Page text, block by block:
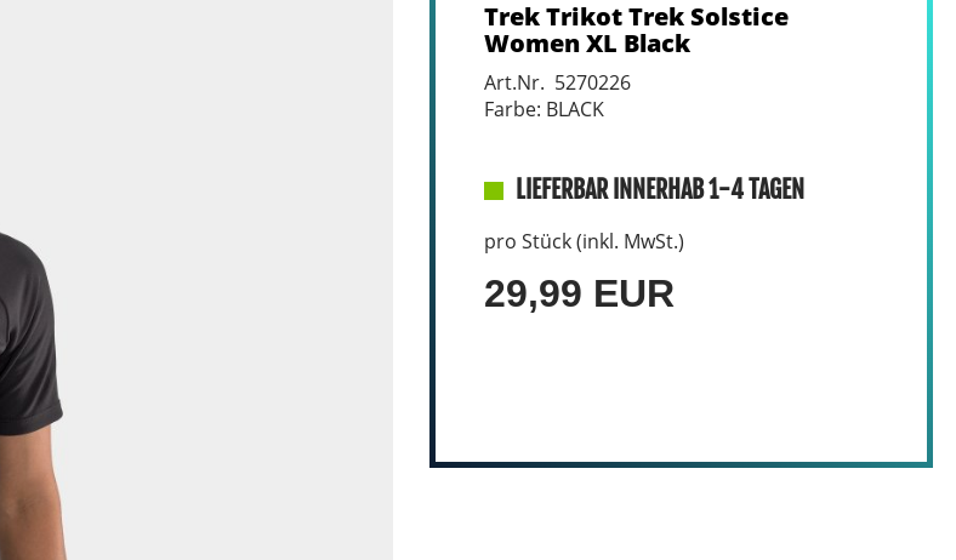
Trek Trikot Trek Solstice
Women XL Black
Art.Nr. 5270226
Farbe: BLACK
LIEFERBAR INNERHAB 1-4 TAGEN
pro Stück (inkl. MwSt.)
29,99 EUR